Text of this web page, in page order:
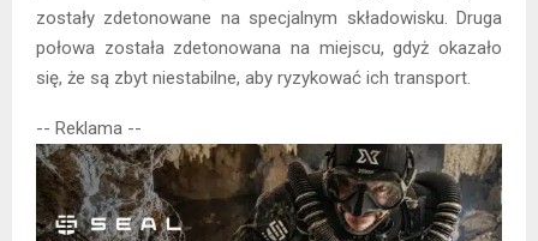
zostały zdetonowane na specjalnym składowisku. Druga
połowa została zdetonowana na miejscu, gdyż okazało
się, że są zbyt niestabilne, aby ryzykować ich transport.
-- Reklama --